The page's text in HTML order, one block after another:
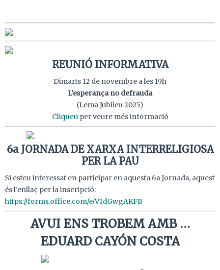
REUNIÓ INFORMATIVA
Dimarts 12 de novembre a les 19h
L’esperança no defrauda
(Lema Jubileu 2025)
Cliqueu per veure més informació
6a JORNADA DE XARXA INTERRELIGIOSA
PER LA PAU
Si esteu interessat en participar en aquesta 6a Jornada, aquest
és l’enllaç per la inscripció:
https://forms.office.com/e/V1dGwgAKFB
AVUI ENS TROBEM AMB …
EDUARD CAYÓN COSTA